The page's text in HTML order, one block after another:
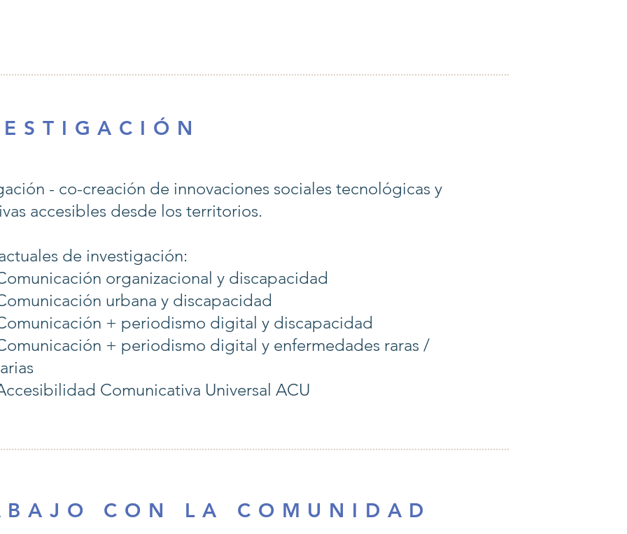
S T I G A C I Ó N
- co-creación de innovaciones sociales tecnológicas y
accesibles desde los territorios.
de investigación:
organizacional y discapacidad
urbana y discapacidad
+ periodismo digital y discapacidad
+ periodismo digital y enfermedades raras /
Comunicativa Universal ACU
B A J O C O N L A C O M U N I D A D